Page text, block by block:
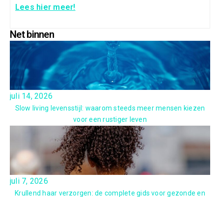
Lees hier meer!
Net binnen
juli 14, 2026
Slow living levensstijl: waarom steeds meer mensen kiezen
voor een rustiger leven
juli 7, 2026
Krullend haar verzorgen: de complete gids voor gezonde en